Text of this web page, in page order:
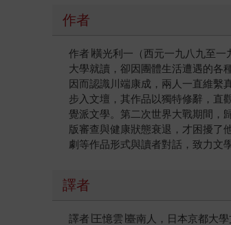
作者
作者∣橫光利一（西元一九八九至
大學就讀，卻因團體生活遭遇的各
因而認識川端康成，兩人一直維繫
步入文壇，其作品以獨特修辭，直
覺派文學。第二次世界大戰期間，
版審查與健康狀態衰退，才困擾了
劇等作品形式與讀者對話，致力文
譯者
譯者∣王憶雲∣臺南人，日本京都大